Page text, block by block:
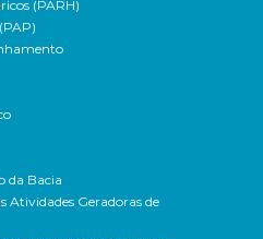
(PARH)
da Bacia
Atividades Geradoras de